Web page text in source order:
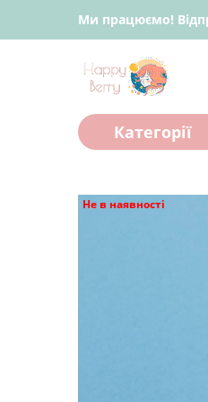
Ми працюємо!
Категорії
Не в наявності